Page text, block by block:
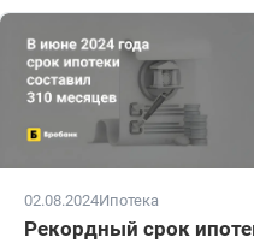
02.08.2024Ипотека
Рекордный срок